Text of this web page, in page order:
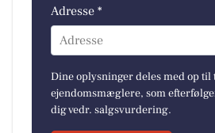
Adresse *
Adresse
Dine oplysninger deles med op til
ejendomsmæglere, som
dig vedr. salgsvurdering.